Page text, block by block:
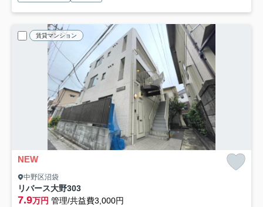
賃貸マンション
NEW
中野区沼袋
リバース大野303
7.9万円 管理/共益費3,000円